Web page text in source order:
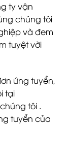
ty vận
chúng tôi
và đem
tuyệt vời
ứng tuyển,
tại
tôi .
tuyển của